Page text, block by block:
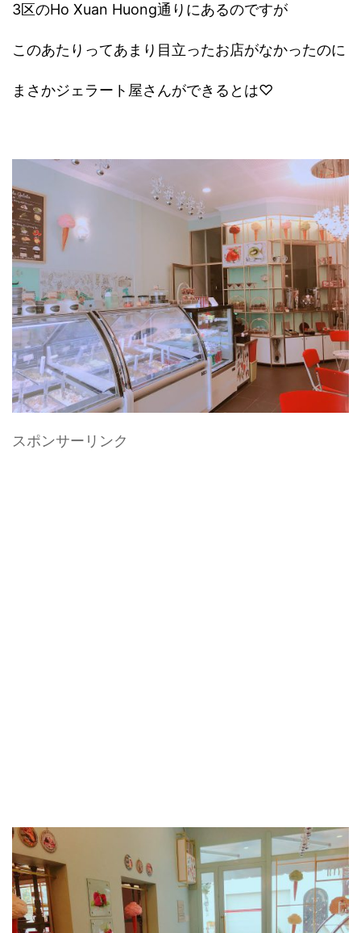
3区のHo Xuan Huong通りにあるのですが
このあたりってあまり目立ったお店がなかったのに
まさかジェラート屋さんができるとは♡
スポンサーリンク